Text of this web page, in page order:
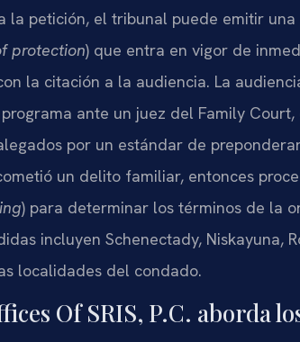
la petición, el tribunal puede emitir
protection) que entra en vigor de
la citación a la audiencia. La
programa ante un juez del Family
por un estándar de
un delito familiar, entonces
) para determinar los términos de la
incluyen Schenectady, Niskayuna,
localidades del condado.
Of SRIS, P.C. aborda